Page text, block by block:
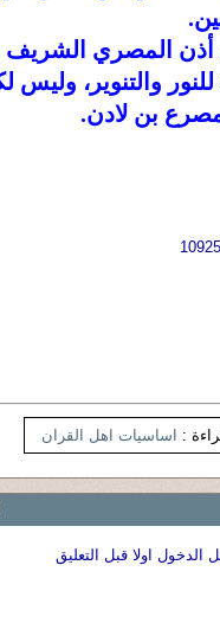
بن لادن.
: اساسيات اهل القران
الدخول اولا قبل التعليق